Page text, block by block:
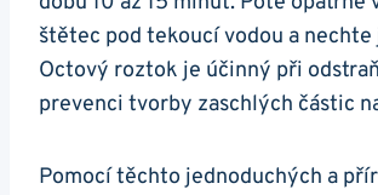
štětec pod tekoucí vodou a ⁣nechte
Octový ​roztok⁤ je ⁤účinný při
‍prevenci tvorby zaschlých částic
Pomocí těchto ‌jednoduchých ‌a